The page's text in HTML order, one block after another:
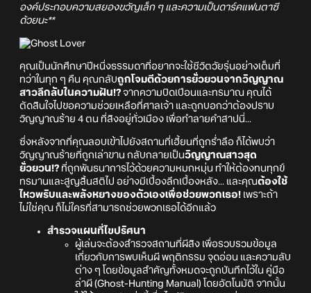
องค์ประกอบความสยองขวัญเล็ก ๆ และความเป็นดาร์คแฟนตาซี
ด้วยนะ**
คุณเป็นนักศึกษาปีหนึ่งธรรมดาที่อยากจะใช้ชีวิตวัยรุ่นอย่างเต็มที่
ทว่าในทุก ๆ คืน คุณกลับถูกโจมตีด้วยการยั่วยวนจากวิญญาณ
สาวลึกลับในความฝัน!? จากความบิดเบือนและทรมาณ คุณได้
ตัดสินใจไปขอความช่วยเหลือที่ศาลเจ้า และถูกบอกว่าต้องปราบ
วิญญาณร้าย 4 ตน ที่สิงอยู่ทั่วเมือง เพื่อทำลายคำสาปนี่...
ซึ่งหลังจากที่คุณลอบเข้าไปยังสถานที่เฮี้ยนที่ถูกร่ำลือ ก็ได้พบว่า
วิญญาณร้ายที่ถูกเล่าขาน กลับกลายเป็นวิญญาณสาวสุด
ยั่วยวน!? ที่ถูกพันธนาการไว้ด้วยความหมกหมุ่น ทำให้ต้องทนทุกข์
ทรมานและสูญสิ้นสติไป อย่างมีเบื้องลึกเบื้องหลัง... และคุณต้องใช้
ไหวพริบและพลังหยางของตัวเองเพื่อช่วยพวกเธอ! เพราะถ้า
ไม่ใช่คุณ ก็ไม่ใครที่สามารถช่วยพวกเธอได้อีกแล้ว
สำรวจแผนที่ไขปริศนา
ผู้เล่นจะต้องสำรวจสถานที่ผีสิง เพื่อรวบรวมข้อมูล
เกี่ยวกับการพบเห็นผี พฤติกรรม จุดอ่อน และความลับ
ต่าง ๆ โดยข้อมูลสำคัญทั้งหมดจะถูกบันทึกไว้ใน คู่มือ
ล่าผี (Ghost-Hunting Manual) โดยอัตโนมัติ จากนั้น